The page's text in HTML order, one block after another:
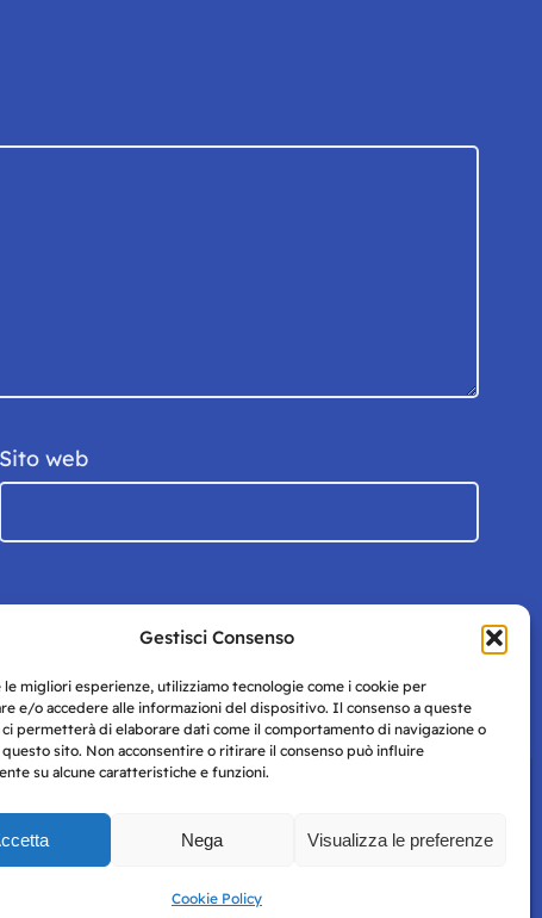
Gestisci Consenso
le migliori esperienze, utilizziamo tecnologie come i cookie per
e/o accedere alle informazioni del dispositivo. Il consenso a queste
permetterà di elaborare dati come il comportamento di navigazione o
sito. Non acconsentire o ritirare il consenso può influire
su alcune caratteristiche e funzioni.
Nega Visualizza le preferenze
Cookie Policy
Sito web
Policy